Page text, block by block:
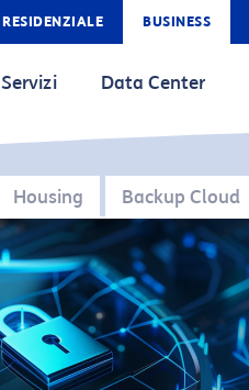
RESIDENZIALE BUSINESS
Servizi Data Center
Housing Backup Cloud